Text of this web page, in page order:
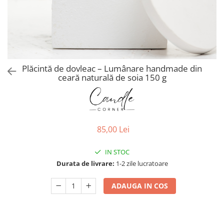
Plăcintă de dovleac – Lumânare handmade din
ceară naturală de soia 150 g
85,00 Lei
IN STOC
Durata de livrare: 1-2 zile lucratoare
ADAUGA IN COS